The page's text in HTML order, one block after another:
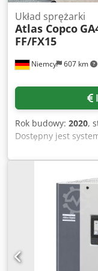
Niemcy 607 km
Układ sprężarki
Atlas Copco
FF/FX15
Rok budowy: 2020,
Dostępny jest
Rico, składający
osuszaczy
wody Beko,
śrubowa Atlas
wydajność
bar, moc silnika: 45
obr./min, wymiary
mm/2000 mm,
Atlas Copco GA 45
ciśnienie robocze: